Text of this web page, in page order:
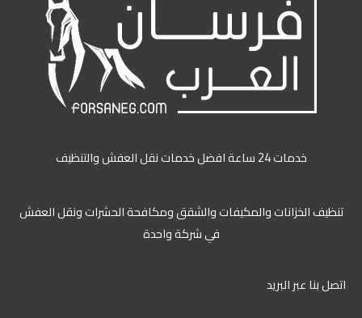
خدمات 24 ساعة افضل خدمات نقل العفش والتنظيف
تنظيف الخزانات والمكيفات والشقق ومكافحة الحشرات ونقل العفش
في شركة واحدة
اتصل بنا عبر البريد